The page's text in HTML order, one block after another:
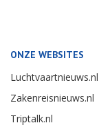
ONZE WEBSITES
Luchtvaartnieuws.nl
Zakenreisnieuws.nl
Triptalk.nl